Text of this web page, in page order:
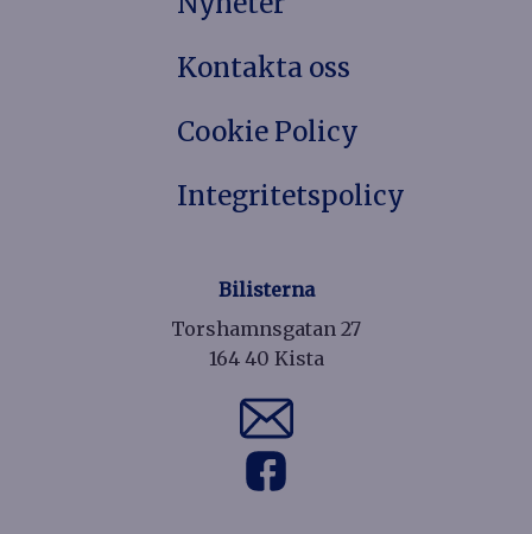
Kontakta oss
Cookie Policy
Integritetspolicy
Bilisterna
Torshamnsgatan 27
164 40 Kista